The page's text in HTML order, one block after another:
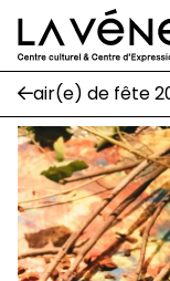
Aller au contenu
02 663 85 50
Écuries
Place Gilson, 3
1170
02 663 85 50
suivez-nous
air(e) de fête